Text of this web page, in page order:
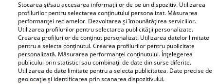
Unica.ro!
ABONEAZĂ-TE LA NEWSLETTER
Stocarea și/sau accesarea informațiilor de pe un dispozitiv. Utilizarea
profilurilor pentru selectarea conținutului personalizat. Măsurarea
performanței reclamelor. Dezvoltarea și îmbunătățirea serviciilor.
Utilizarea profilurilor pentru selectarea publicității personalizate.
Crearea profilurilor de conținut personalizat. Utilizarea datelor limitate
pentru a selecta conținutul. Crearea profilurilor pentru publicitate
personalizată. Măsurarea performanței conținutului. Înțelegerea
publicului prin statistici sau combinații de date din surse diferite.
Utilizarea de date limitate pentru a selecta publicitatea. Date precise de
geolocație și identificarea prin scanarea dispozitivului.